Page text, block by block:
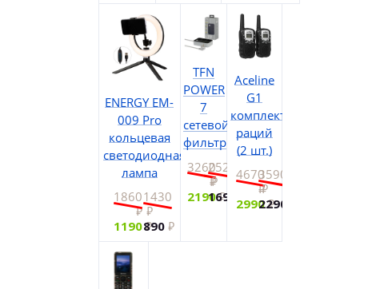
ENERGY EM-
009 Pro
кольцевая
светодиодная
лампа
1860
1190
1430
890
TFN
POWER
7
сетевой
фильтр
3260
2190
2520
1690
Aceline
G1
комплект
раций
(2 шт.)
4670
2990
3590
2290